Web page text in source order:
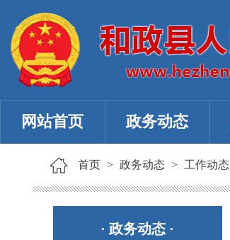
网站首页 政务动态
首页 > 政务动态 > 工作动态
·政务动态 ·